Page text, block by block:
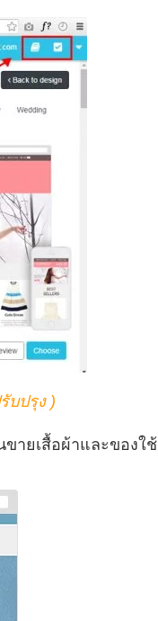
บปรุง )
ขายเสื้อผ้าและของใช้